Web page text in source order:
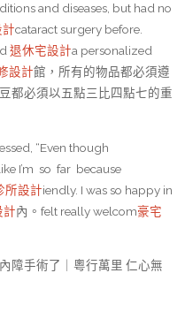
and diseases, but had no
cataract surgery before.
退休宅設計a personalized
設計館，所有的物品都必須遵
都必須以五點三比四點七的重
“Even though
I’m so far because
所設計iendly. I was so happy in
計內。felt really welcom豪宅
障手術了｜粵行萬里 仁心無